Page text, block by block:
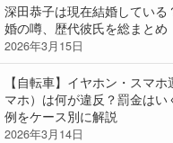
深田恭子は現在結婚している
婚の噂、歴代彼氏を総まとめ
2026年3月15日
【自転車】イヤホン・スマ
マホ）は何が違反？罰金はい
例をケース別に解説
2026年3月14日